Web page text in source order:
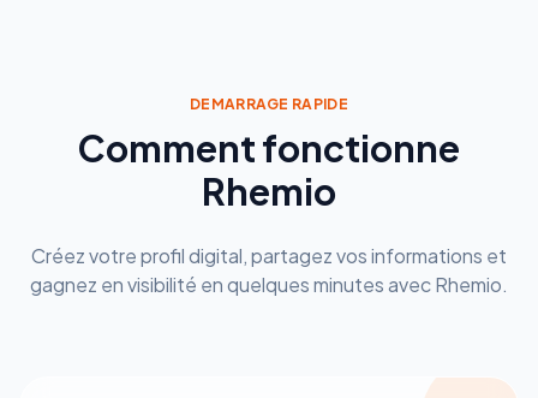
DEMARRAGE RAPIDE
Comment fonctionne
Rhemio
Créez votre profil digital, partagez vos informations et
gagnez en visibilité en quelques minutes avec Rhemio.